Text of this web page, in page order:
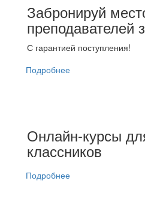
Забронируй
преподавателей
С гарантией поступления!
Подробнее
Онлайн-курсы
классников
Подробнее